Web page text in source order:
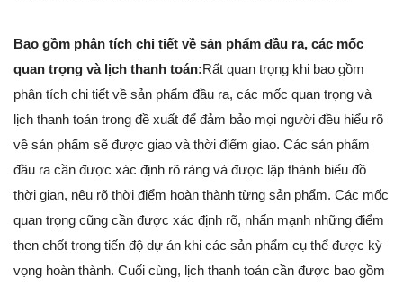
Bao gồm phân tích chi tiết về sản phẩm đầu ra, các mốc
quan trọng và lịch thanh toán:Rất quan trọng khi bao gồm
phân tích chi tiết về sản phẩm đầu ra, các mốc quan trọng và
lịch thanh toán trong đề xuất để đảm bảo mọi người đều hiểu rõ
về sản phẩm sẽ được giao và thời điểm giao. Các sản phẩm
đầu ra cần được xác định rõ ràng và được lập thành biểu đồ
thời gian, nêu rõ thời điểm hoàn thành từng sản phẩm. Các mốc
quan trọng cũng cần được xác định rõ, nhấn mạnh những điểm
then chốt trong tiến độ dự án khi các sản phẩm cụ thể được kỳ
vọng hoàn thành. Cuối cùng, lịch thanh toán cần được bao gồm